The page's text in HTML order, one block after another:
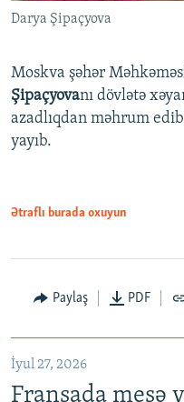
Darya Şipaçyova
Moskva şəhər
Şipaçyovanı dövlətə
azadlıqdan məhrum
yayıb.
Ətraflı burada oxuyun
Paylaş PDF
İyul 27, 2026
Fransada meşə